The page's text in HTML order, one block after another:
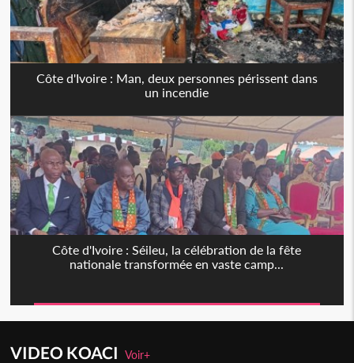
Côte d'Ivoire : Man, deux personnes périssent dans
un incendie
Côte d'Ivoire : Séileu, la célébration de la fête
nationale transformée en vaste camp...
VIDEO KOACIVoir+